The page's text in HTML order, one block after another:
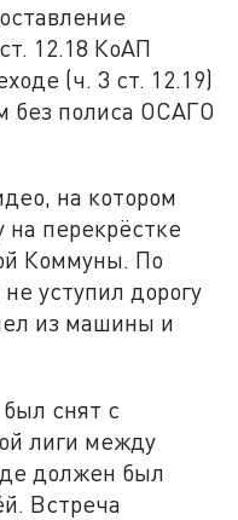
12.18 КоАП
(ч. 3 ст. 12.19)
без полиса ОСАГО
на котором
на перекрёстке
Коммуны. По
уступил дорогу
из машины и
снят с
лиги между
должен был
Встреча